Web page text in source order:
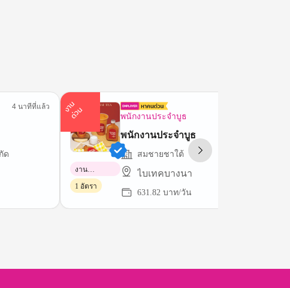
4 นาทีที่แล้ว
ด
ง
า
น
ด่
ว
น พนักงานประจำบูธ
พนักงานประจำบูธ
สมชายชาใต้
ไบเทคบางนา
631.82 บาท/วัน
งาน
พาร์ทไทม์
1 อัตรา